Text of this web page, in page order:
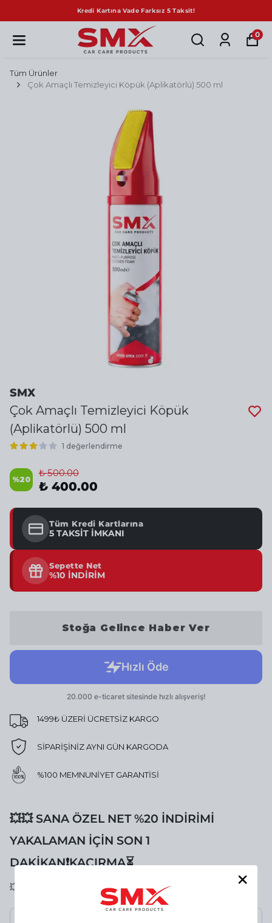
Kredi Kartına Vade Farksız 5 Taksit!
0
Tüm Ürünler
Çok Amaçlı Temizleyici Köpük (Aplikatörlü) 500 ml
SMX
Çok Amaçlı Temizleyici Köpük
(Aplikatörlü) 500 ml
1 değerlendirme
%20
₺ 500.00
₺ 400.00
Tüm Kredi Kartlarına
5 TAKSİT İMKANI
Sepette Net
%10 İNDİRİM
Stoğa Gelince Haber Ver
1499₺ ÜZERİ ÜCRETSİZ KARGO
SİPARİŞİNİZ AYNI GÜN KARGODA
%100 MEMNUNİYET GARANTİSİ
💥💥 SANA ÖZEL NET %20 İNDİRİMİ
YAKALAMAN İÇİN SON 1
DAKİKAN❗️KAÇIRMA⏳
💥💥 SANA ÖZEL LASTİK TAMİR KİTİ NET %20 İNDİRİMLİ